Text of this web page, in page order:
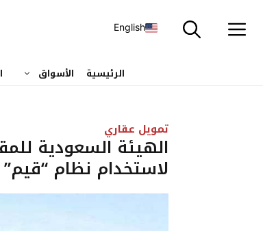
إلى
English
الرئيسية الأسواق
تمويل عقاري
الهيئة السعودية
لاستخدام نظام